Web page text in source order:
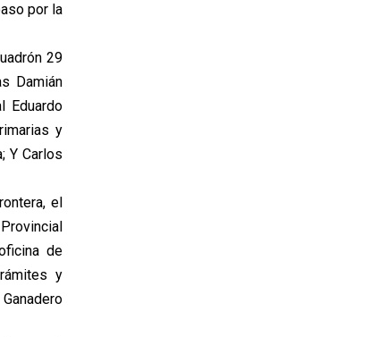
por la
29
Damián
Eduardo
y
Y Carlos
el
de
y